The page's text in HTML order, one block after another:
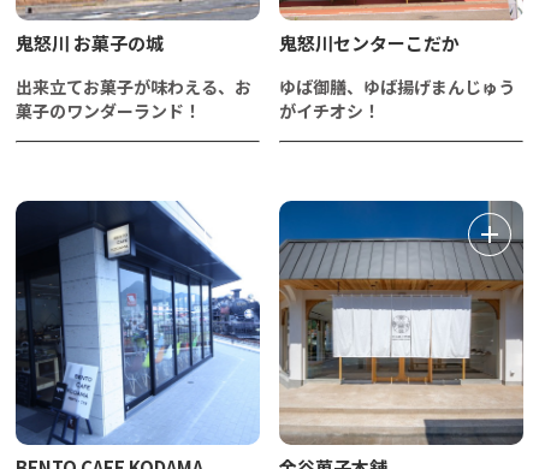
鬼怒川 お菓子の城
出来立てお菓子が味わえる、お
菓子のワンダーランド！
鬼怒川センターこだか
ゆば御膳、ゆば揚げまんじゅう
がイチオシ！